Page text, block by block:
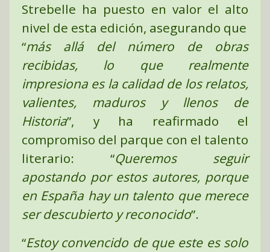
Strebelle ha puesto en valor el alto
nivel de esta edición, asegurando que
“más allá del número de obras
recibidas, lo que realmente
impresiona es la calidad de los relatos,
valientes, maduros y llenos de
Historia”, y ha reafirmado el
compromiso del parque con el talento
literario: “Queremos seguir
apostando por estos autores, porque
en España hay un talento que merece
ser descubierto y reconocido”.
“Estoy convencido de que este es solo